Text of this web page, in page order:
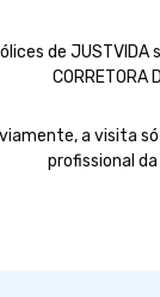
de JUSTVIDA
CORRETORA
a visita
profissional